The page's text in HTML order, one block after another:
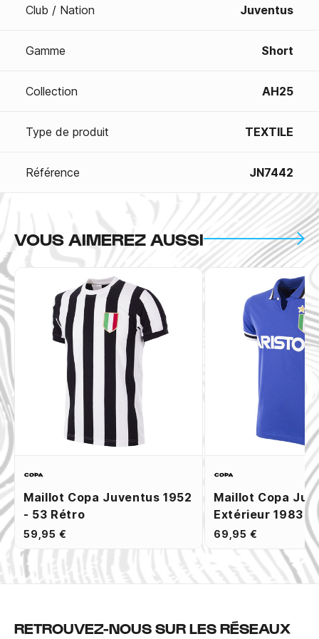
Club / Nation Juventus
Gamme Short
Collection AH25
Type de produit TEXTILE
Référence JN7442
VOUS AIMEREZ AUSSI
Maillot Copa Juventus 1952
- 53 Rétro
59,95 €
Maillot Copa
Extérieur 1983
69,95 €
RETROUVEZ-NOUS SUR LES RÉSEAUX